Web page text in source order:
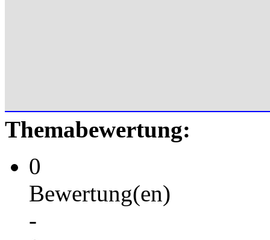
Themabewertung:
0
Bewertung(en)
-